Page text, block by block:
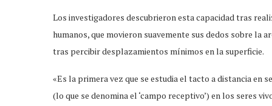
Los investigadores descubrieron esta capacidad tras
humanos, que movieron suavemente sus dedos sobre la
tras percibir desplazamientos mínimos en la superficie.
«Es la primera vez que se estudia el tacto a distancia en
(lo que se denomina el ‘campo receptivo’) en los seres